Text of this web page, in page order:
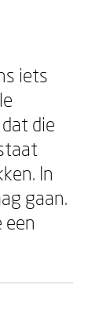
iets
die
In
gaan.
een